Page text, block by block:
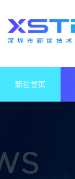
新世首页